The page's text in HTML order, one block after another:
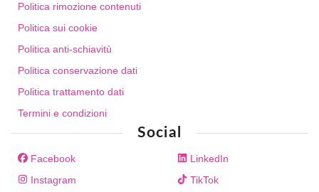
Politica rimozione contenuti
Politica sui cookie
Politica anti-schiavitù
Politica conservazione dati
Politica trattamento dati
Termini e condizioni
Social
Facebook
Instagram
LinkedIn
TikTok